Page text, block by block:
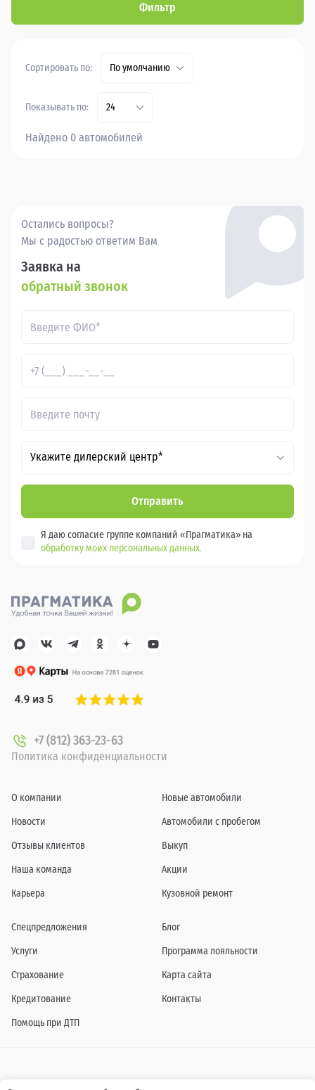
Фильтр
Сортировать по: По умолчанию
Показывать по: 24
Найдено 0 автомобилей
Остались вопросы?
Мы с радостью ответим Вам
Заявка на
обратный звонок
Укажите дилерский центр*
Отправить
Я даю согласие группе компаний «Прагматика» на
обработку моих персональных данных.
+7 (812) 363-23-63
Политика конфиденциальности
О компании
Новости
Отзывы клиентов
Наша команда
Карьера
Новые автомобили
Автомобили с пробегом
Выкуп
Акции
Кузовной ремонт
Спецпредложения
Услуги
Страхование
Кредитование
Помощь при ДТП
Блог
Программа лояльности
Карта сайта
Контакты